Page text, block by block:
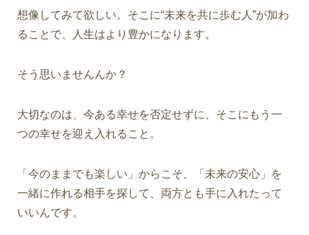
想像してみて欲しい。そこに“未来を共に歩む人”が加わ
ることで、人生はより豊かになります。
そう思いませんんか？
大切なのは、今ある幸せを否定せずに、そこにもう一
つの幸せを迎え入れること。
「今のままでも楽しい」からこそ、「未来の安心」を
一緒に作れる相手を探して、両方とも手に入れたって
いいんです。